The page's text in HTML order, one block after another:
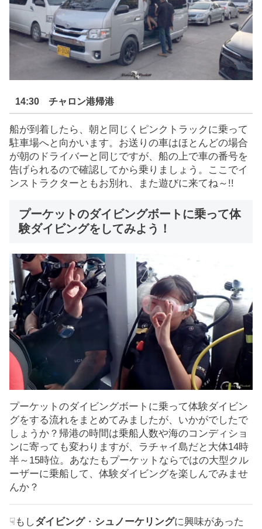
14:30 チャロン港帰港
船が到着したら、朝と同じくピンクトラックに乗って
駐車場へと向かいます。お送りの車はほとんどの場合
が朝のドライバーと同じですが、船の上で車の番号を
告げられるので確認してから乗りましょう。ここでイ
ンストラクターともお別れ、また遊びに来てね～!!
プーケットのダイビングボートに乗って体
験ダイビングをしてみよう！
プーケットのダイビングボートに乗って体験ダイビン
グをする流れをまとめてみましたが、いかがでしたで
しょうか？帰港の時間は乗船人数や海のコンディショ
ンに寄っても変わりますが、ラチャイ島だと大体14時
半～15時位。あなたもプーケットならではの大型クル
ーザーに乗船して、体験ダイビングを楽しんでみませ
んか？
☟もしダイビング・ シュノーケリングに興味があった